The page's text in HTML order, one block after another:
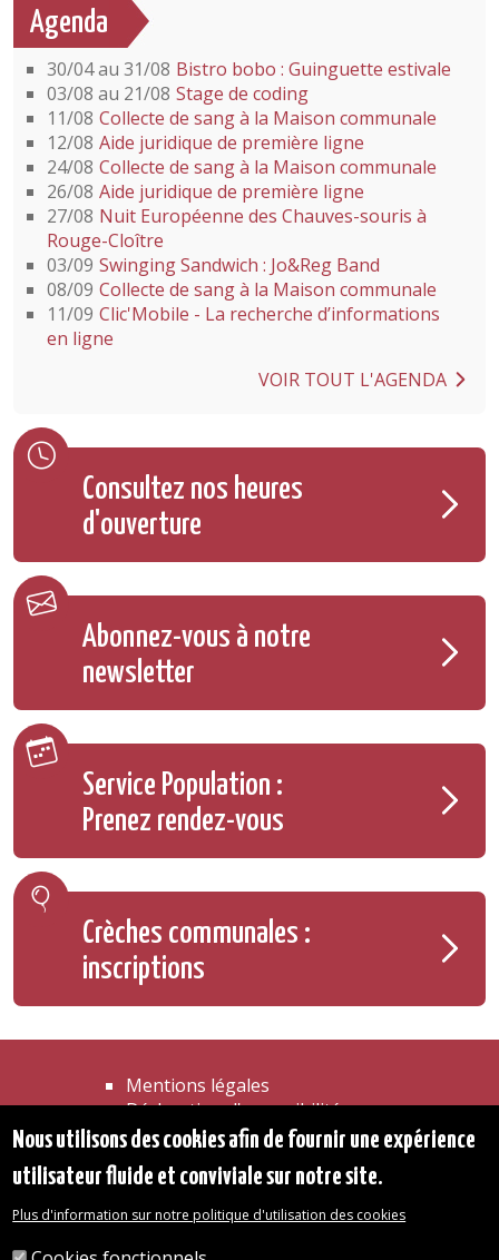
Agenda
30/04 au 31/08 Bistro bobo : Guinguette estivale
03/08 au 21/08 Stage de coding
11/08 Collecte de sang à la Maison communale
12/08 Aide juridique de première ligne
24/08 Collecte de sang à la Maison communale
26/08 Aide juridique de première ligne
27/08 Nuit Européenne des Chauves-souris à
Rouge-Cloître
03/09 Swinging Sandwich : Jo&Reg Band
08/09 Collecte de sang à la Maison communale
11/09 Clic'Mobile - La recherche d’informations
en ligne
VOIR TOUT L'AGENDA
Consultez nos heures
d'ouverture
Abonnez-vous à notre
newsletter
Service Population :
Prenez rendez-vous
Crèches communales :
inscriptions
Mentions légales
Déclaration d'accessibilité
Transparence
Les services de l'administration
Organigramme
Nous utilisons des cookies afin de fournir une expérience
utilisateur fluide et conviviale sur notre site.
Plus d'information sur notre politique d'utilisation des cookies